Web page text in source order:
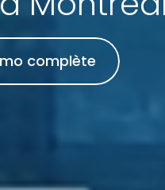
complète